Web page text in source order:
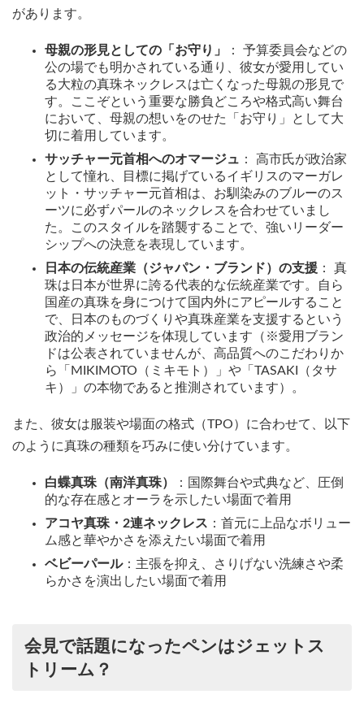
があります。
母親の形見としての「お守り」
： 予算委員会などの
公の場でも明かされている通り、彼女が愛用してい
る大粒の真珠ネックレスは亡くなった母親の形見で
す。ここぞという重要な勝負どころや格式高い舞台
において、母親の想いをのせた「お守り」として大
切に着用しています。
サッチャー元首相へのオマージュ ： 高市氏が政治家
として憧れ、目標に掲げているイギリスのマーガレ
ット・サッチャー元首相は、お馴染みのブルーのス
ーツに必ずパールのネックレスを合わせていまし
た。このスタイルを踏襲することで、強いリーダー
シップへの決意を表現しています。
日本の伝統産業（ジャパン・ブランド）の支援 ： 真
珠は日本が世界に誇る代表的な伝統産業です。自ら
国産の真珠を身につけて国内外にアピールすること
で、日本のものづくりや真珠産業を支援するという
政治的メッセージを体現しています（※愛用ブラン
ドは公表されていませんが、高品質へのこだわりか
ら「MIKIMOTO（ミキモト）」や「TASAKI（タサ
キ）」の本物であると推測されています）。
また、彼女は服装や場面の格式（TPO）に合わせて、以下
のように真珠の種類を巧みに使い分けています。
白蝶真珠（南洋真珠）
：国際舞台や式典など、圧倒
的な存在感とオーラを示したい場面で着用
アコヤ真珠・2連ネックレス ：首元に上品なボリュー
ム感と華やかさを添えたい場面で着用
ベビーパール：主張を抑え、さりげない洗練さや柔
らかさを演出したい場面で着用
会見で話題になったペンはジェットス
トリーム？